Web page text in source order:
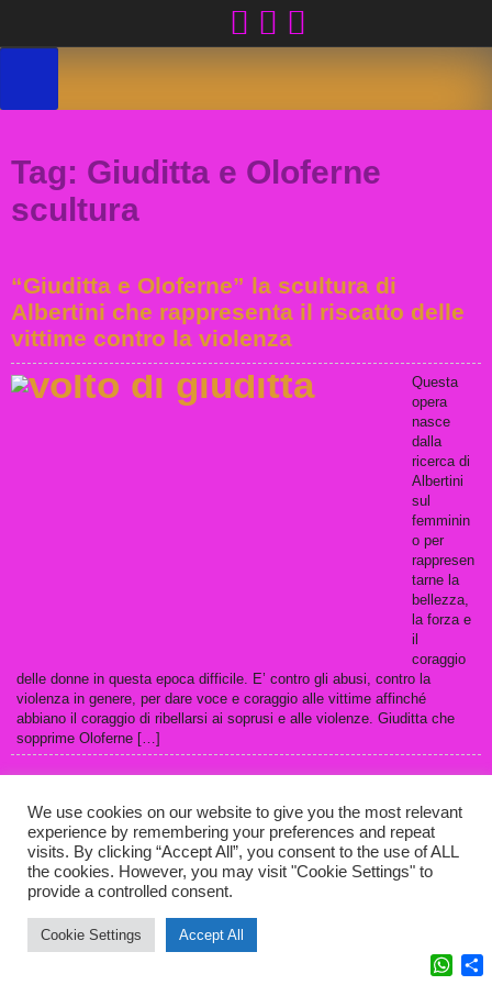
Tag: Giuditta e Oloferne
scultura
“Giuditta e Oloferne” la scultura di
Albertini che rappresenta il riscatto delle
vittime contro la violenza
Questa
opera
nasce
dalla
ricerca di
Albertini
sul
femminin
o per
rappresen
tarne la
bellezza,
la forza e
il
coraggio
delle donne in questa epoca difficile. E’ contro gli abusi, contro la
violenza in genere, per dare voce e coraggio alle vittime affinché
abbiano il coraggio di ribellarsi ai soprusi e alle violenze. Giuditta che
sopprime Oloferne […]
© 2026 Maria Lucia Albertini – AlbertiniArt. All Rights Reserved
We use cookies on our website to give you the most relevant
experience by remembering your preferences and repeat
visits. By clicking “Accept All”, you consent to the use of ALL
the cookies. However, you may visit "Cookie Settings" to
provide a controlled consent.
Cookie Settings Accept All